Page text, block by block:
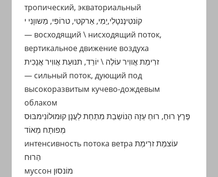
тропический, экваториальный
קוֹנטִינֶנטָלִי,יַמִי, אַרקטִי, טרוֹפִּי, מַשווָנִי י
— восходящий \ нисходящий поток,
вертикальное движение воздуха
זרִימַת אֲווִיר עוֹלֶה \ יוֹרֵד, תנוּעַת אֲווִיר אֲנָכִית
— сильный поток, дующий под
высокоразвитым кучево-дождевым
облаком
פֶּרֶץ רוּחַ, רוּחַ עַזָה הַנוֹשֵבֵת מִתַחַת לְעֲנָן קוּמוּלוֹנִימבּוּס
מְפוּתָח מְאוֹד
интенсивность потока ветра עוֹצמַת זרִימַת
הַרוּח
муссон מוֹנסוּן